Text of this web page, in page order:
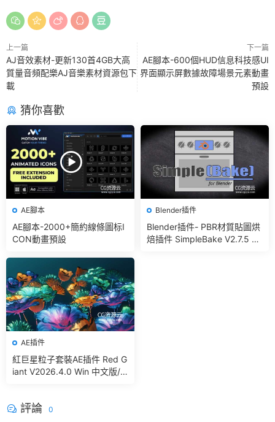
上一篇
AJ音效素材-更新130首4GB大高
質量音頻配樂AJ音樂素材資源包下
載
下一篇
AE腳本-600個HUD信息科技感UI
界面顯示屏數據故障場景元素動畫
預設
猜你喜歡
AE腳本
AE腳本-2000+簡約線條圖标I
CON動畫預設
Blender插件
Blender插件- PBR材質貼圖烘
焙插件 SimpleBake V2.7.5 –
AE插件
紅巨星粒子套裝AE插件 Red G
iant V2026.4.0 Win 中文版/
評論 0